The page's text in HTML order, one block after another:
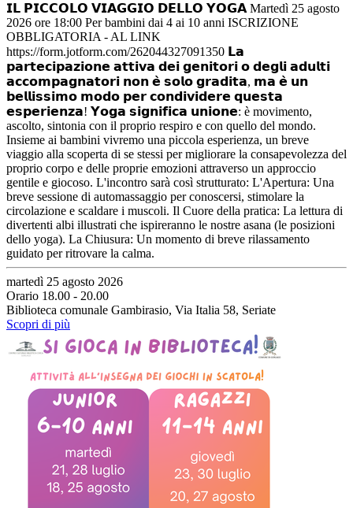
𝗜𝗟 𝗣𝗜𝗖𝗖𝗢𝗟𝗢 𝗩𝗜𝗔𝗚𝗚𝗜𝗢 𝗗𝗘𝗟𝗟𝗢 𝗬𝗢𝗚𝗔 Martedì 25 agosto
2026 ore 18:00 Per bambini dai 4 ai 10 anni ISCRIZIONE
OBBLIGATORIA - AL LINK
https://form.jotform.com/262044327091350 𝗟𝗮
𝗽𝗮𝗿𝘁𝗲𝗰𝗶𝗽𝗮𝘇𝗶𝗼𝗻𝗲 𝗮𝘁𝘁𝗶𝘃𝗮 𝗱𝗲𝗶 𝗴𝗲𝗻𝗶𝘁𝗼𝗿𝗶 𝗼 𝗱𝗲𝗴𝗹𝗶 𝗮𝗱𝘂𝗹𝘁𝗶
𝗮𝗰𝗰𝗼𝗺𝗽𝗮𝗴𝗻𝗮𝘁𝗼𝗿𝗶 𝗻𝗼𝗻 𝗲̀ 𝘀𝗼𝗹𝗼 𝗴𝗿𝗮𝗱𝗶𝘁𝗮, 𝗺𝗮 𝗲̀ 𝘂𝗻
𝗯𝗲𝗹𝗹𝗶𝘀𝘀𝗶𝗺𝗼 𝗺𝗼𝗱𝗼 𝗽𝗲𝗿 𝗰𝗼𝗻𝗱𝗶𝘃𝗶𝗱𝗲𝗿𝗲 𝗾𝘂𝗲𝘀𝘁𝗮
𝗲𝘀𝗽𝗲𝗿𝗶𝗲𝗻𝘇𝗮! 𝗬𝗼𝗴𝗮 𝘀𝗶𝗴𝗻𝗶𝗳𝗶𝗰𝗮 𝘂𝗻𝗶𝗼𝗻𝗲: è movimento,
ascolto, sintonia con il proprio respiro e con quello del mondo.
Insieme ai bambini vivremo una piccola esperienza, un breve
viaggio alla scoperta di se stessi per migliorare la consapevolezza del
proprio corpo e delle proprie emozioni attraverso un approccio
gentile e giocoso. L'incontro sarà così strutturato: L'Apertura: Una
breve sessione di automassaggio per conoscersi, stimolare la
circolazione e scaldare i muscoli. Il Cuore della pratica: La lettura di
divertenti albi illustrati che ispireranno le nostre asana (le posizioni
dello yoga). La Chiusura: Un momento di breve rilassamento
guidato per ritrovare la calma.
martedì 25 agosto 2026
Orario 18.00 - 20.00
Biblioteca comunale Gambirasio, Via Italia 58, Seriate
Scopri di più